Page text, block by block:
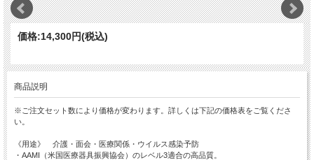
価格:14,300円(税込)
商品説明
※ご注文セット数により価格が変わります。詳しくは下記の価格表をご覧くださ
い。
《用途》 介護・面会・医療関係・ウイルス感染予防
・AAMI（米国医療器具振興協会）のレベル3適合の高品質。